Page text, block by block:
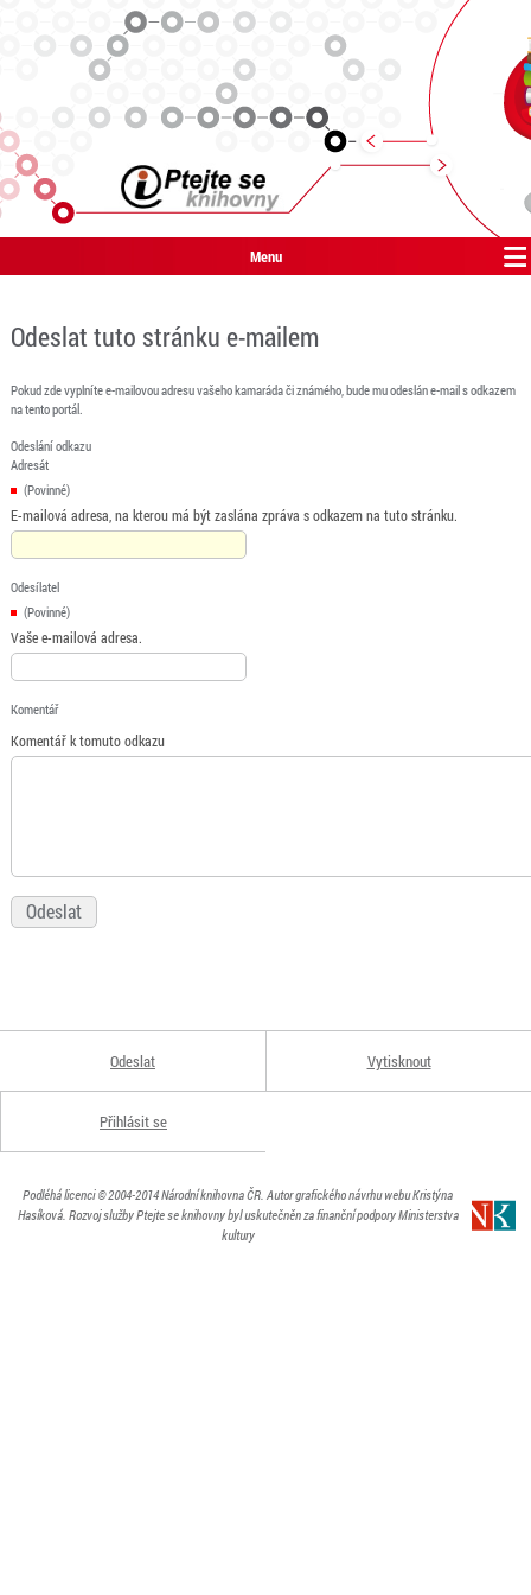
Menu
Odeslat tuto stránku e-mailem
Pokud zde vyplníte e-mailovou adresu vašeho kamaráda či známého, bude mu odeslán e-mail s odkazem
na tento portál.
Odeslání odkazu
Adresát
(Povinné)
E-mailová adresa, na kterou má být zaslána zpráva s odkazem na tuto stránku.
Odesílatel
(Povinné)
Vaše e-mailová adresa.
Komentář
Komentář k tomuto odkazu
Odeslat Vytisknout
Přihlásit se
Podléhá licenci© 2004-2014Národní knihovna ČR. Autor grafického návrhu webu Kristýna
Hasíková. Rozvoj služby Ptejte se knihovny byl uskutečněn za finanční podpory Ministerstva
kultury